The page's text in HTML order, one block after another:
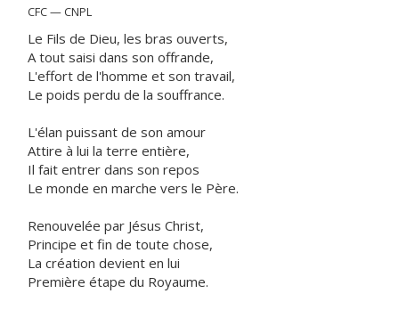
CFC — CNPL
Le Fils de Dieu, les bras ouverts,
A tout saisi dans son offrande,
L'effort de l'homme et son travail,
Le poids perdu de la souffrance.
L'élan puissant de son amour
Attire à lui la terre entière,
Il fait entrer dans son repos
Le monde en marche vers le Père.
Renouvelée par Jésus Christ,
Principe et fin de toute chose,
La création devient en lui
Première étape du Royaume.